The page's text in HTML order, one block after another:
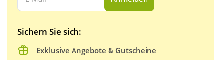
Sichern Sie sich:
Exklusive Angebote & Gutscheine